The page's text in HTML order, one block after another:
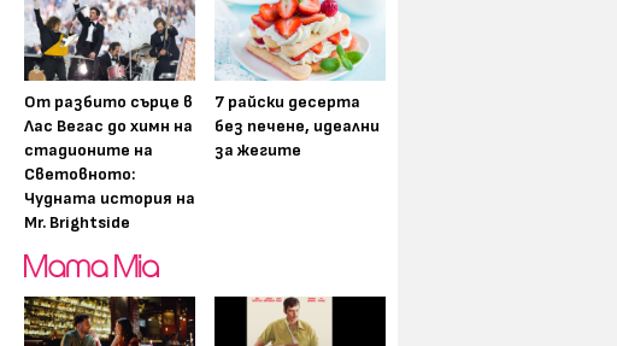
От разбито сърце в
Лас Вегас до химн на
стадионите на
Световното:
Чудната история на
Mr. Brightside
7 райски десерта
без печене, идеални
за жегите